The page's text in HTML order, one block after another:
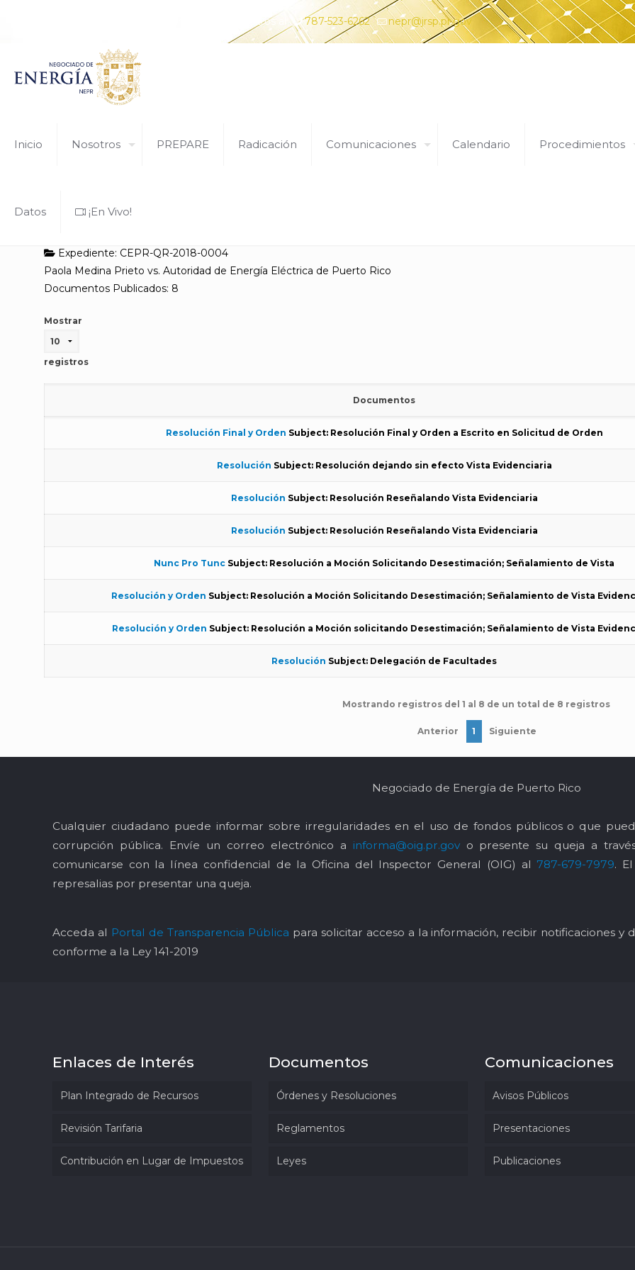
¿Tiene alguna pregunta? Comunícate con nosotros al 787-523-6262 nepr@jrsp.pr.gov
Inicio Nosotros PREPARE Radicación Comunicaciones Calendario Procedimientos
Datos ¡En Vivo!
Expediente: CEPR-QR-2018-0004
Paola Medina Prieto vs. Autoridad de Energía Eléctrica de Puerto Rico
Documentos Publicados: 8
Mostrar
registros
Documentos
Resolución Final y Orden Subject: Resolución Final y Orden a Escrito en Solicitud de Orden
Resolución Subject: Resolución dejando sin efecto Vista Evidenciaria
Resolución Subject: Resolución Reseñalando Vista Evidenciaria
Resolución Subject: Resolución Reseñalando Vista Evidenciaria
Nunc Pro Tunc Subject: Resolución a Moción Solicitando Desestimación; Señalamiento de Vista
Resolución y Orden Subject: Resolución a Moción Solicitando Desestimación; Señalamiento de Vista
Resolución y Orden Subject: Resolución a Moción solicitando Desestimación; Señalamiento de Vista
Resolución Subject: Delegación de Facultades
Mostrando registros del 1 al 8 de un total de 8 registros
Anterior 1 Siguiente
Negociado de Energía de Puerto Rico
Cualquier ciudadano puede informar sobre irregularidades en el uso de fondos públicos o que
corrupción pública. Envíe un correo electrónico a informa@oig.pr.govo presente su queja a
comunicarse con la línea confidencial de la Oficina del Inspector General (OIG) al 787-679-7979.
represalias por presentar una queja.
Acceda al Portal de Transparencia Pública para solicitar acceso a la información, recibir notificaciones
conforme a la Ley 141-2019
Enlaces de Interés
Plan Integrado de Recursos
Revisión Tarifaria
Contribución en Lugar de Impuestos
Documentos
Órdenes y Resoluciones
Reglamentos
Leyes
Comunicaciones
Avisos Públicos
Presentaciones
Publicaciones